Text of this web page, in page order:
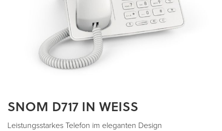
Zum
Anfang
der
SNOM D717 IN WEISS
Leistungsstarkes Telefon im eleganten Design